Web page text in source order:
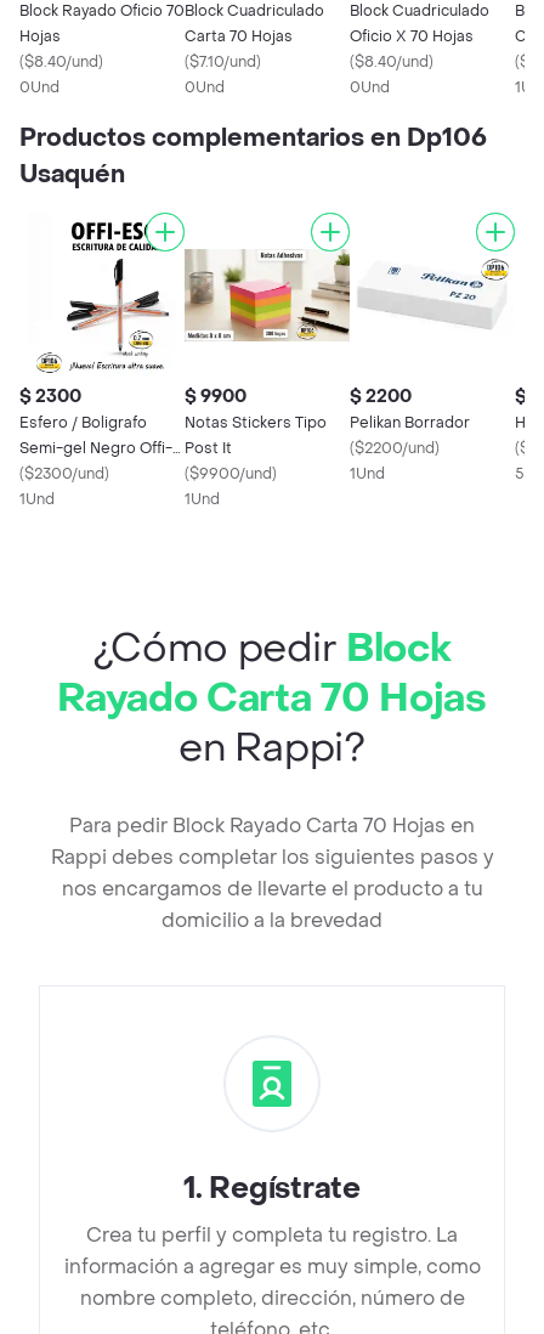
Block Rayado Oficio 70
Hojas
($8.40/und)
0Und
Block Cuadriculado
Carta 70 Hojas
($7.10/und)
0Und
Block Cuadriculado
Oficio X 70 Hojas
($8.40/und)
0Und
(
Productos complementarios en Dp106
Usaquén
$ 2300
Esfero / Boligrafo
Semi-gel Negro Offi-
esco Lapicero X 1 Und
($2300/und)
1Und
$ 9900
Notas Stickers Tipo
Post It
($9900/und)
1Und
$ 2200
Pelikan Borrador
($2200/und)
1Und
$
(
¿Cómo pedir Block
Rayado Carta 70 Hojas
en Rappi?
Para pedir Block Rayado Carta 70 Hojas en
Rappi debes completar los siguientes pasos y
nos encargamos de llevarte el producto a tu
domicilio a la brevedad
1. Regístrate
Crea tu perfil y completa tu registro. La
información a agregar es muy simple, como
nombre completo, dirección, número de